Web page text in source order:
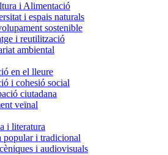
i Alimentació
i espais naturals
sostenible
i reutilització
ambiental
en el lleure
i cohesió social
ciutadana
veïnal
i literatura
popular i tradicional
i audiovisuals